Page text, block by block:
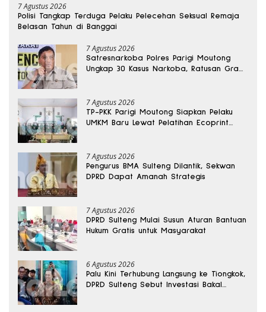
7 Agustus 2026
Polisi Tangkap Terduga Pelaku Pelecehan Seksual Remaja
Belasan Tahun di Banggai
7 Agustus 2026
Satresnarkoba Polres Parigi Moutong
Ungkap 30 Kasus Narkoba, Ratusan Gram
7 Agustus 2026
TP-PKK Parigi Moutong Siapkan Pelaku
UMKM Baru Lewat Pelatihan Ecoprint
7 Agustus 2026
Pengurus BMA Sulteng Dilantik, Sekwan
DPRD Dapat Amanah Strategis
7 Agustus 2026
DPRD Sulteng Mulai Susun Aturan Bantuan
Hukum Gratis untuk Masyarakat
6 Agustus 2026
Palu Kini Terhubung Langsung ke Tiongkok,
DPRD Sulteng Sebut Investasi Bakal